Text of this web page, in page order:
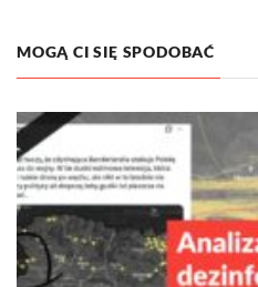
MOGĄ CI SIĘ SPODOBAĆ